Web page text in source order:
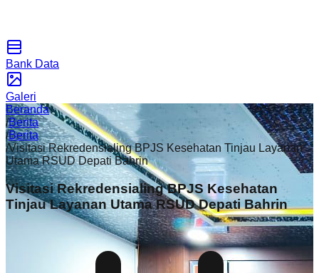
Bank Data
Galeri
Beranda
/Berita
/Berita
/Visitasi Rekredensialing BPJS Kesehatan Tinjau Layanan
Utama RSUD Depati Bahrin
Visitasi Rekredensialing BPJS Kesehatan
Tinjau Layanan Utama RSUD Depati Bahrin